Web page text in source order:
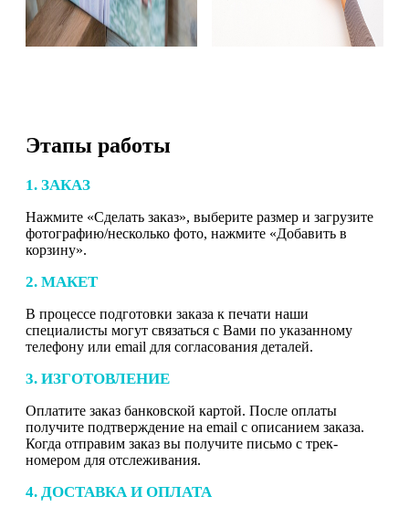
Этапы работы
1. ЗАКАЗ
Нажмите «Сделать заказ», выберите размер и загрузите
фотографию/несколько фото, нажмите «Добавить в
корзину».
2. МАКЕТ
В процессе подготовки заказа к печати наши
специалисты могут связаться с Вами по указанному
телефону или email для согласования деталей.
3. ИЗГОТОВЛЕНИЕ
Оплатите заказ банковской картой. После оплаты
получите подтверждение на email с описанием заказа.
Когда отправим заказ вы получите письмо с трек-
номером для отслеживания.
4. ДОСТАВКА И ОПЛАТА